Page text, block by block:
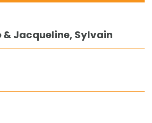
& Jacqueline, Sylvain